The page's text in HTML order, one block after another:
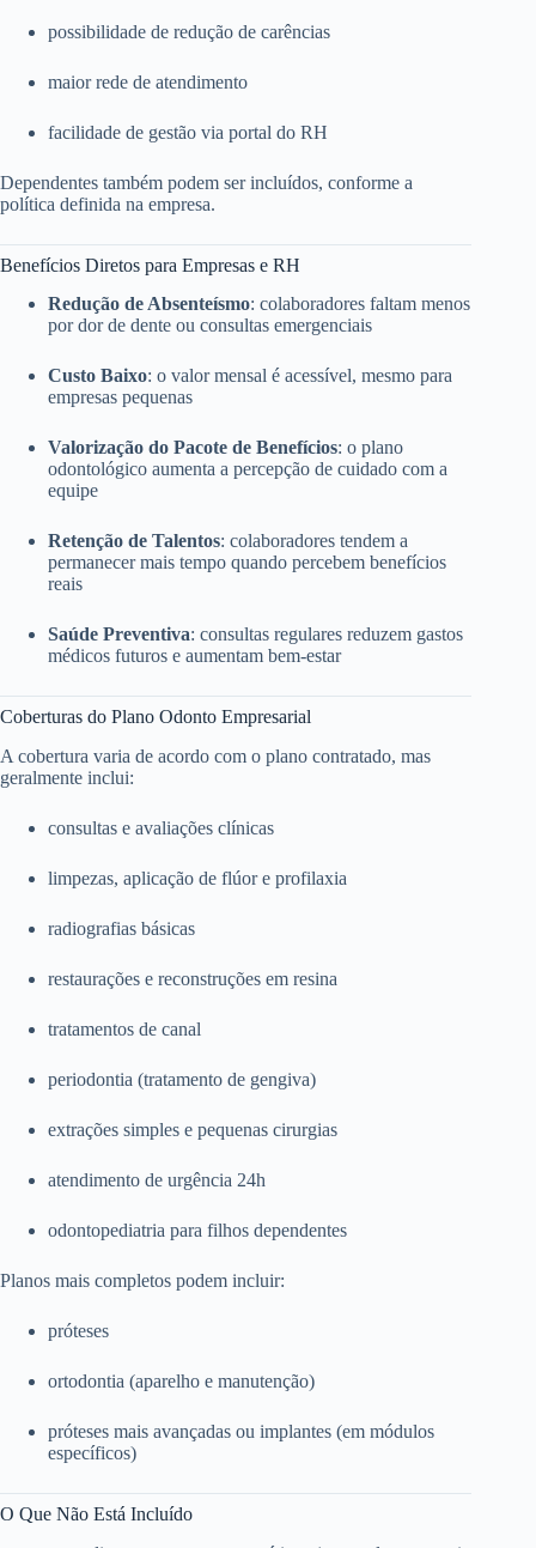
possibilidade de redução de carências
maior rede de atendimento
facilidade de gestão via portal do RH
Dependentes também podem ser incluídos, conforme a
política definida na empresa.
Benefícios Diretos para Empresas e RH
Redução de Absenteísmo: colaboradores faltam menos
por dor de dente ou consultas emergenciais
Custo Baixo: o valor mensal é acessível, mesmo para
empresas pequenas
Valorização do Pacote de Benefícios: o plano
odontológico aumenta a percepção de cuidado com a
equipe
Retenção de Talentos: colaboradores tendem a
permanecer mais tempo quando percebem benefícios
reais
Saúde Preventiva: consultas regulares reduzem gastos
médicos futuros e aumentam bem-estar
Coberturas do Plano Odonto Empresarial
A cobertura varia de acordo com o plano contratado, mas
geralmente inclui:
consultas e avaliações clínicas
limpezas, aplicação de flúor e profilaxia
radiografias básicas
restaurações e reconstruções em resina
tratamentos de canal
periodontia (tratamento de gengiva)
extrações simples e pequenas cirurgias
atendimento de urgência 24h
odontopediatria para filhos dependentes
Planos mais completos podem incluir:
próteses
ortodontia (aparelho e manutenção)
próteses mais avançadas ou implantes (em módulos
específicos)
O Que Não Está Incluído